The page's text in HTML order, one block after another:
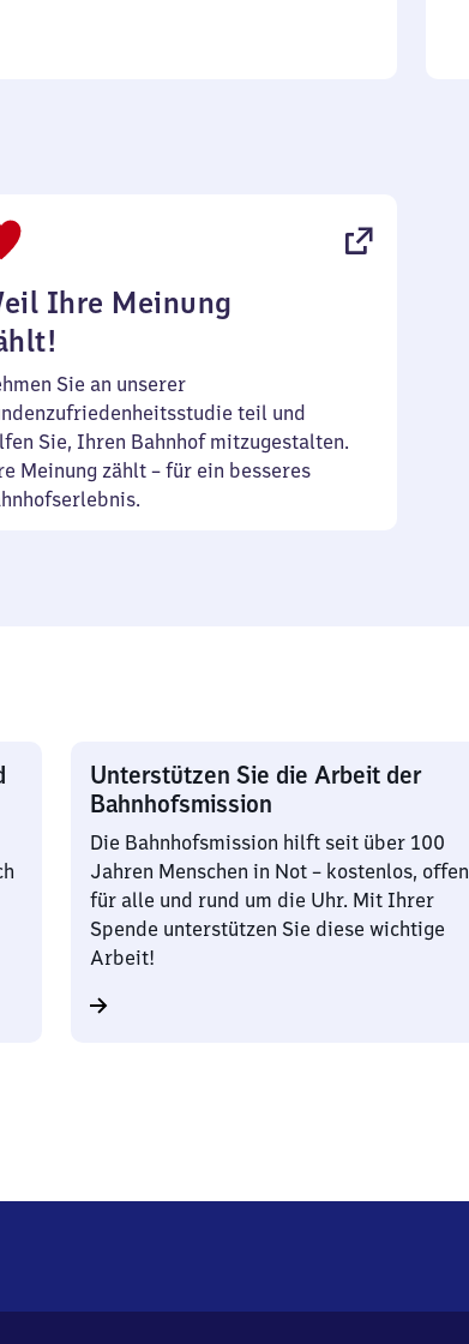
Ihre Meinung
Sie an unserer
teil und
Sie, Ihren Bahnhof mitzugestalten.
Meinung zählt – für ein besseres
Unterstützen Sie die Arbeit der
Bahnhofsmission
Die Bahnhofsmission hilft seit über 100
Jahren Menschen in Not – kostenlos, offen
für alle und rund um die Uhr. Mit Ihrer
Spende unterstützen Sie diese wichtige
Arbeit!